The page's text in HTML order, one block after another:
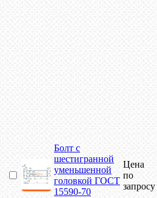
Болт с
шестигранной
уменьшенной
головкой ГОСТ
15590-70
Цена
по
запросу